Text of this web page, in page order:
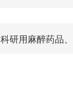
科研用麻醉药品